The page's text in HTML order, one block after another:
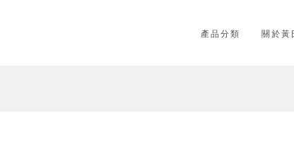
產品分類 關於黃